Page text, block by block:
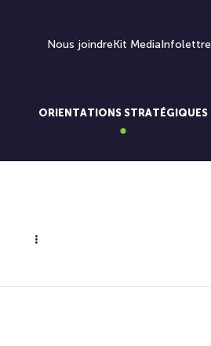
Nous joindreKit MediaInfolettre
ORIENTATIONS STRATÉGIQUES